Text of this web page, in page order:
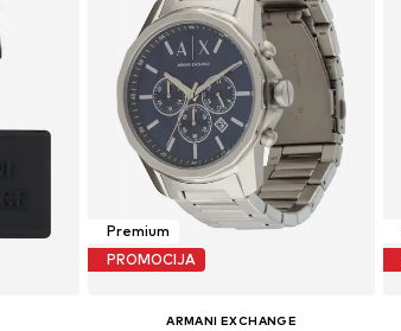
Premium
PROMOCIJA
ARMANI EXCHANGE